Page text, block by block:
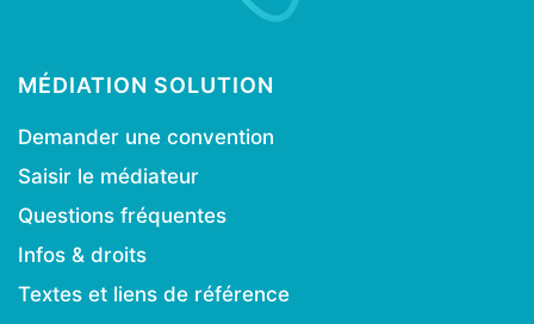
MÉDIATION SOLUTION
Demander une convention
Saisir le médiateur
Questions fréquentes
Infos & droits
Textes et liens de référence